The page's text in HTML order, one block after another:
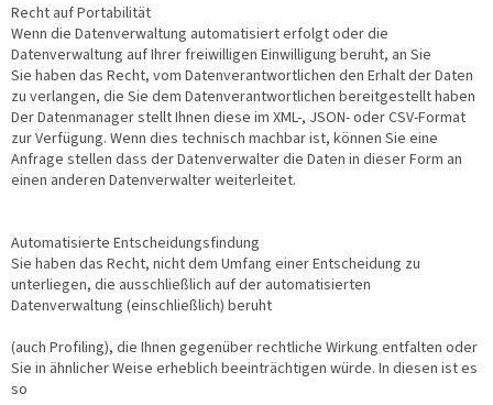
Recht auf Portabilität
Wenn die Datenverwaltung automatisiert erfolgt oder die
Datenverwaltung auf Ihrer freiwilligen Einwilligung beruht, an Sie
Sie haben das Recht, vom Datenverantwortlichen den Erhalt der Daten
zu verlangen, die Sie dem Datenverantwortlichen bereitgestellt haben
Der Datenmanager stellt Ihnen diese im XML-, JSON- oder CSV-Format
zur Verfügung. Wenn dies technisch machbar ist, können Sie eine
Anfrage stellen dass der Datenverwalter die Daten in dieser Form an
einen anderen Datenverwalter weiterleitet.
Automatisierte Entscheidungsfindung
Sie haben das Recht, nicht dem Umfang einer Entscheidung zu
unterliegen, die ausschließlich auf der automatisierten
Datenverwaltung (einschließlich) beruht
(auch Profiling), die Ihnen gegenüber rechtliche Wirkung entfalten oder
Sie in ähnlicher Weise erheblich beeinträchtigen würde. In diesen ist es
so